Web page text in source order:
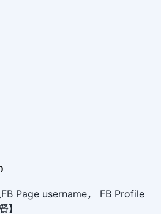
Page username， FB Profile
】